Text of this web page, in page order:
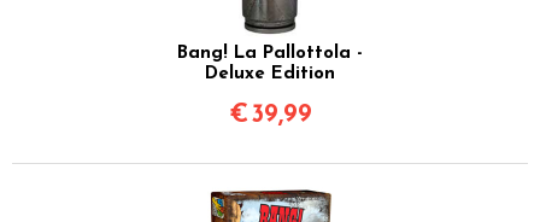
Bang! La Pallottola -
Deluxe Edition
€39,99